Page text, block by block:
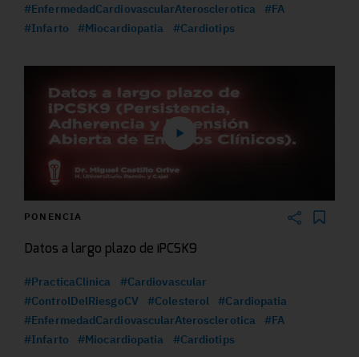
#EnfermedadCardiovascularAterosclerotica
#FA
#Infarto
#Miocardiopatia #Cardiotips
PONENCIA
Datos a largo plazo de iPCSK9
#PracticaClinica
#Cardiovascular
#ControlDelRiesgoCV
#Colesterol
#Cardiopatia
#EnfermedadCardiovascularAterosclerotica
#FA
#Infarto
#Miocardiopatia #Cardiotips